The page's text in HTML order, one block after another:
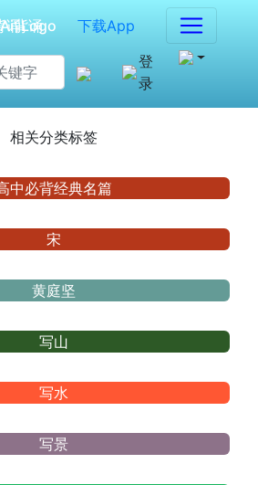
背诵
下载App
登
录
相关分类标签
中必背经典名篇
宋
黄庭坚
写山
写水
写景